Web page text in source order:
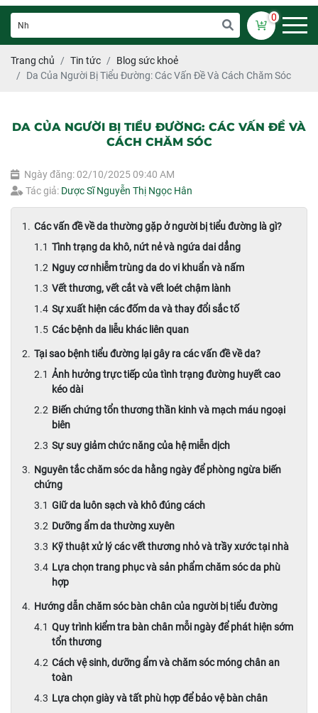
0
Trang chủ Tin tức
Blog sức khoẻ
Da Của Người Bị Tiểu Đường: Các Vấn Đề Và Cách Chăm Sóc
DA CỦA NGƯỜI BỊ TIỂU ĐƯỜNG: CÁC VẤN ĐỀ VÀ
CÁCH CHĂM SÓC
Ngày đăng: 02/10/2025 09:40 AM
Tác giả: Dược Sĩ Nguyễn Thị Ngọc Hân
Các vấn đề về da thường gặp ở người bị tiểu đường là gì?
Tình trạng da khô, nứt nẻ và ngứa dai dẳng
Nguy cơ nhiễm trùng da do vi khuẩn và nấm
Vết thương, vết cắt và vết loét chậm lành
Sự xuất hiện các đốm da và thay đổi sắc tố
Các bệnh da liễu khác liên quan
Tại sao bệnh tiểu đường lại gây ra các vấn đề về da?
Ảnh hưởng trực tiếp của tình trạng đường huyết cao
kéo dài
Biến chứng tổn thương thần kinh và mạch máu ngoại
biên
Sự suy giảm chức năng của hệ miễn dịch
Nguyên tắc chăm sóc da hằng ngày để phòng ngừa biến
chứng
Giữ da luôn sạch và khô đúng cách
Dưỡng ẩm da thường xuyên
Kỹ thuật xử lý các vết thương nhỏ và trầy xước tại nhà
Lựa chọn trang phục và sản phẩm chăm sóc da phù
hợp
Hướng dẫn chăm sóc bàn chân của người bị tiểu đường
Quy trình kiểm tra bàn chân mỗi ngày để phát hiện sớm
tổn thương
Cách vệ sinh, dưỡng ẩm và chăm sóc móng chân an
toàn
Lựa chọn giày và tất phù hợp để bảo vệ bàn chân